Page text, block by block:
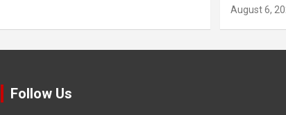
August 6,
Follow Us